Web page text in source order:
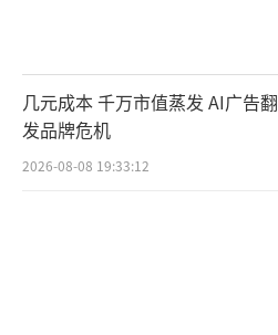
几元成本 千万市值蒸发 AI广告
发品牌危机
2026-08-08 19:33:12